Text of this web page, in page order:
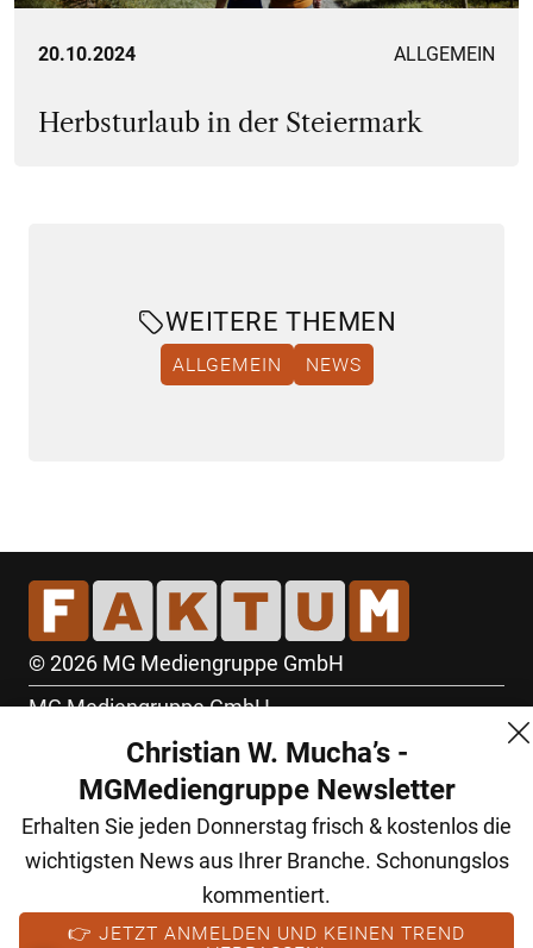
20.10.2024 ALLGEMEIN
Herbsturlaub in der Steiermark
WEITERE THEMEN
ALLGEMEIN NEWS
© 2026 MG Mediengruppe GmbH
MG Mediengruppe GmbH
Burgring 1/7
1010 Wien
+43 (1) 522 14 14
office@mgmedien.at
Kontakt
Christian W. Mucha’s -
MGMediengruppe Newsletter
Erhalten Sie jeden Donnerstag frisch & kostenlos die
wichtigsten News aus Ihrer Branche. Schonungslos
kommentiert.
👉 JETZT ANMELDEN UND KEINEN TREND